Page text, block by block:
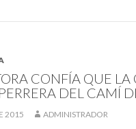
CONFÍA QUE LA
DEL CAMÍ
2015 ADMINISTRADOR